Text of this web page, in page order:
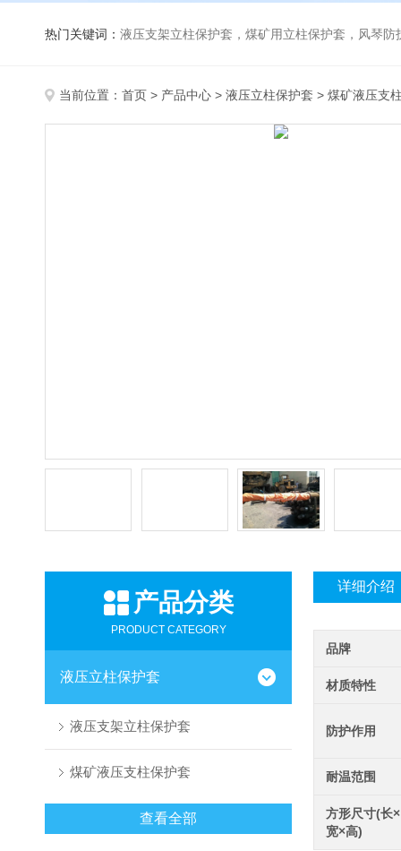
热门关键词： 液压支架立柱保护套，煤矿用立柱保护套，风琴
当前位置： 首页 > 产品中心 > 液压立柱保护套 > 煤矿液压支
产品分类
PRODUCT CATEGORY
液压立柱保护套
液压支架立柱保护套
煤矿液压支柱保护套
查看全部
详细介绍
品牌
材质特性
防护作用
耐温范围
方形尺寸(长×
宽×高)